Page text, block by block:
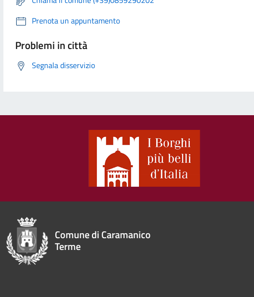
Prenota un appuntamento
Problemi in città
Segnala disservizio
Comune di Caramanico
Terme